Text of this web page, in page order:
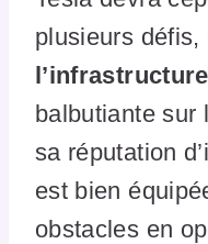
plusieurs défis,
balbutiante sur
sa réputation
est bien
obstacles en